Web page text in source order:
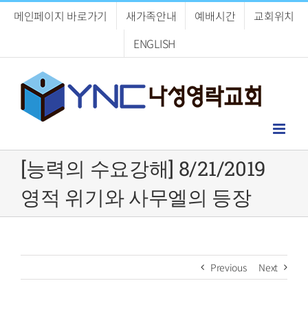
메인페이지 바로가기 새가족안내 예배시간
교회위치
ENGLISH
[능력의 수요강해] 8/21/2019
영적 위기와 사무엘의 등장
Previous Next